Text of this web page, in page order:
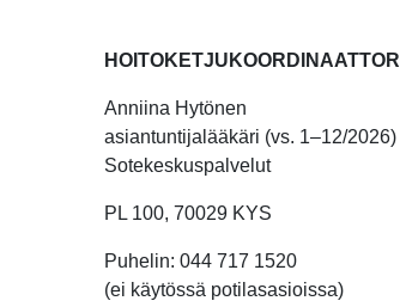
HOITOKETJUKOORDINAATTORI
Anniina Hytönen
asiantuntijalääkäri (vs. 1–12/2026)
Sotekeskuspalvelut
PL 100, 70029 KYS
Puhelin: 044 717 1520
(ei käytössä potilasasioissa)